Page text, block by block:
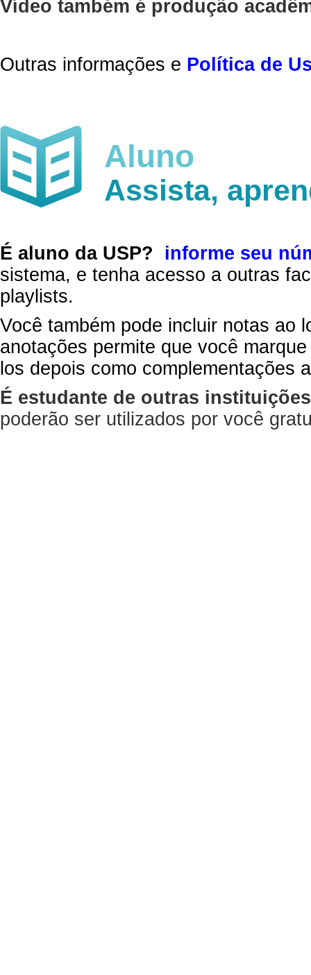
Vídeo também é produção
Outras informações e Política de
Aluno
Assista,
É aluno da USP?
informe seu
sistema, e tenha acesso a outras
playlists.
Você também pode incluir notas ao
anotações permite que você
los depois como complementações
É estudante de outras
poderão ser utilizados por você